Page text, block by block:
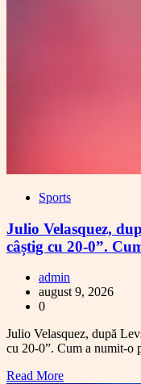
Sports
Julio Velasquez,
câștig cu 20-0”.
admin
august 9, 2026
0
Julio Velasquez, după
cu 20-0”. Cum a numit-o
Read More